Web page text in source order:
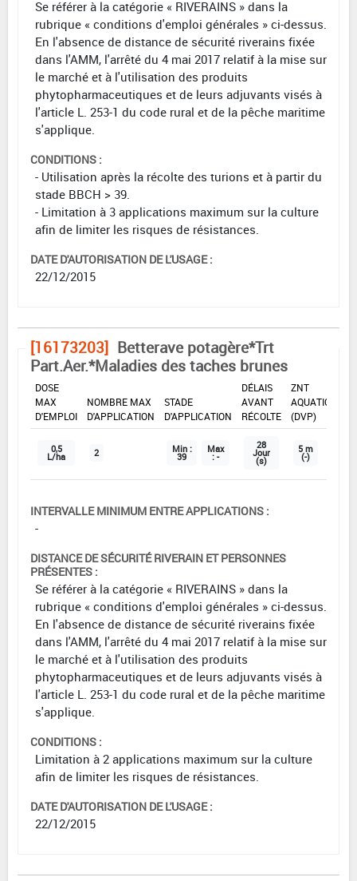
Se référer à la catégorie « RIVERAINS » dans la
rubrique « conditions d'emploi générales » ci-dessus.
En l'absence de distance de sécurité riverains fixée
dans l'AMM, l'arrêté du 4 mai 2017 relatif à la mise sur
le marché et à l'utilisation des produits
phytopharmaceutiques et de leurs adjuvants visés à
l'article L. 253-1 du code rural et de la pêche maritime
s'applique.
CONDITIONS :
- Utilisation après la récolte des turions et à partir du
stade BBCH > 39.
- Limitation à 3 applications maximum sur la culture
afin de limiter les risques de résistances.
DATE D'AUTORISATION DE L'USAGE :
22/12/2015
[16173203] Betterave potagère*Trt
Part.Aer.*Maladies des taches brunes
DOSE
MAX
D'EMPLOI
NOMBRE MAX
D'APPLICATION
STADE
D'APPLICATION
DÉLAIS
AVANT
RÉCOLTE
ZNT
AQUATIQUE
(DVP)
0,5
L/ha 2 Min :
39
Max
: -
28
Jour
(s)
5 m
(-)
INTERVALLE MINIMUM ENTRE APPLICATIONS :
-
DISTANCE DE SÉCURITÉ RIVERAIN ET PERSONNES
PRÉSENTES :
Se référer à la catégorie « RIVERAINS » dans la
rubrique « conditions d'emploi générales » ci-dessus.
En l'absence de distance de sécurité riverains fixée
dans l'AMM, l'arrêté du 4 mai 2017 relatif à la mise sur
le marché et à l'utilisation des produits
phytopharmaceutiques et de leurs adjuvants visés à
l'article L. 253-1 du code rural et de la pêche maritime
s'applique.
CONDITIONS :
Limitation à 2 applications maximum sur la culture
afin de limiter les risques de résistances.
DATE D'AUTORISATION DE L'USAGE :
22/12/2015